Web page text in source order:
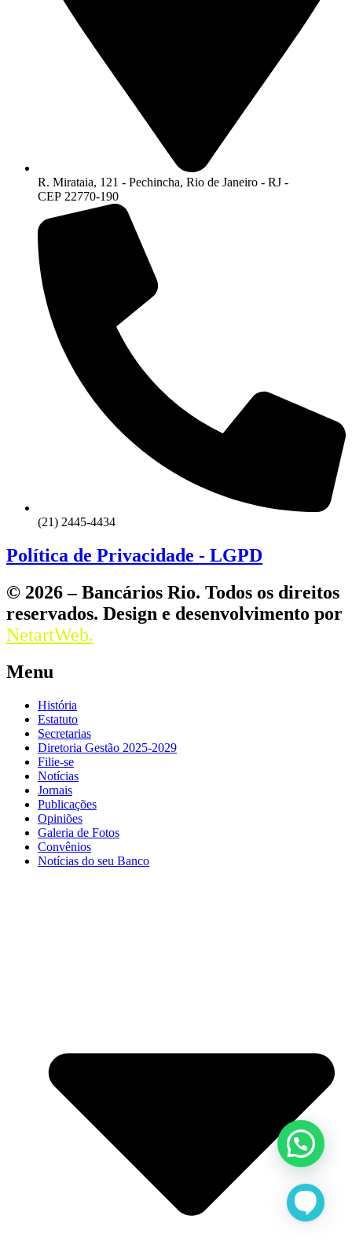
R. Mirataia, 121 - Pechincha, Rio de Janeiro - RJ -
CEP 22770-190
(21) 2445-4434
Política de Privacidade - LGPD
© 2026 – Bancários Rio. Todos os direitos
reservados. Design e desenvolvimento por
NetartWeb.
Menu
História
Estatuto
Secretarias
Diretoria Gestão 2025-2029
Filie-se
Notícias
Jornais
Publicações
Opiniões
Galeria de Fotos
Convênios
Notícias do seu Banco